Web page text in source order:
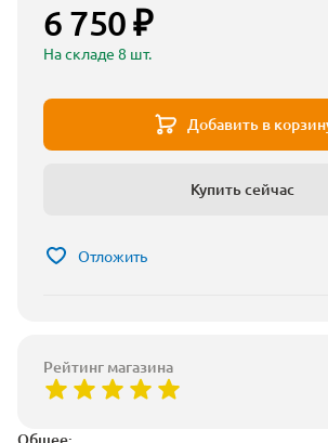
6 750 ₽
На складе 8 шт.
Добавить в
Купить сейчас
Отложить
Рейтинг магазина